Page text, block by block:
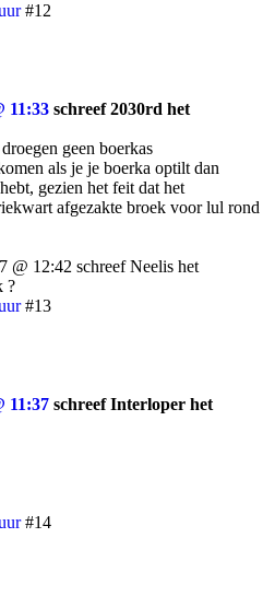
#12
11:33 schreef 2030rd het
geen boerkas
als je je boerka optilt dan
gezien het feit dat het
afgezakte broek voor lul rond
@ 12:42 schreef Neelis het
?
#13
11:37 schreef Interloper het
#14